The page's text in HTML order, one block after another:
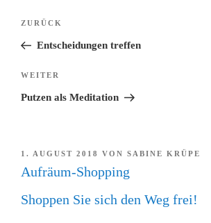
Beitragsnavigation
Vorheriger
Beitrag
ZURÜCK
Entscheidungen treffen
Nächster
Beitrag
WEITER
Putzen als Meditation
VERÖFFENTLICHT
1. AUGUST 2018 VON SABINE KRÜPE
Aufräum-Shopping
Shoppen Sie sich den Weg frei!